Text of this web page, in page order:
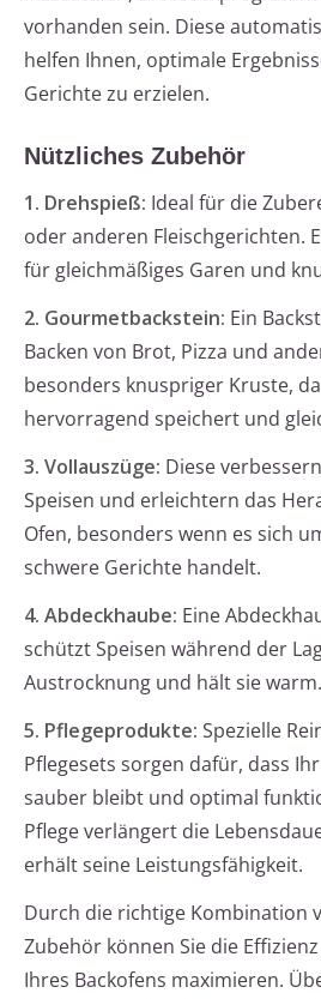
vorhanden sein. Diese
helfen Ihnen, optimale
Gerichte zu erzielen.
Nützliches Zubehör
1. Drehspieß: Ideal für die
oder anderen Fleischgerichten.
für gleichmäßiges Garen und
2. Gourmetbackstein: Ein
Backen von Brot, Pizza und
besonders knuspriger Kruste,
hervorragend speichert und
3. Vollauszüge: Diese
Speisen und erleichtern das
Ofen, besonders wenn es sich
schwere Gerichte handelt.
4. Abdeckhaube: Eine
schützt Speisen während der
Austrocknung und hält sie warm.
5. Pflegeprodukte: Spezielle
Pflegesets sorgen dafür, dass
sauber bleibt und optimal
Pflege verlängert die
erhält seine Leistungsfähigkeit.
Durch die richtige Kombination
Zubehör können Sie die
Ihres Backofens maximieren.